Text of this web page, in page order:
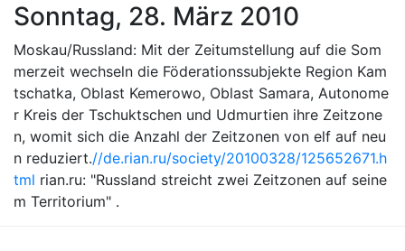
Sonntag, 28. März 2010
Moskau/Russland: Mit der Zeitumstellung auf die Som
merzeit wechseln die Föderationssubjekte Region Kam
tschatka, Oblast Kemerowo, Oblast Samara, Autonome
r Kreis der Tschuktschen und Udmurtien ihre Zeitzone
n, womit sich die Anzahl der Zeitzonen von elf auf neu
n reduziert.//de.rian.ru/society/20100328/125652671.h
tml rian.ru: "Russland streicht zwei Zeitzonen auf seine
m Territorium" .